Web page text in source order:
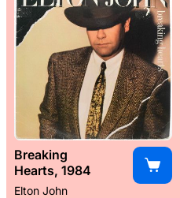
Breaking
Hearts, 1984
Elton John